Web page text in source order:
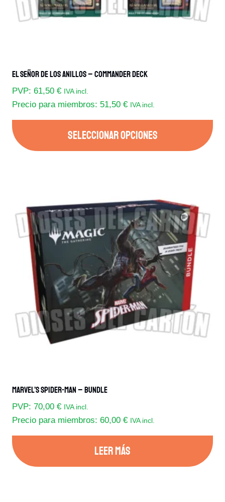
página
de
El Señor De Los Anillos – Commander Deck
PVP: 61,50 € IVA incl.
Precio para miembros: 51,50 € IVA incl.
SELECCIONAR OPCIONES
variantes.
Las
opciones
pueden
página
de
Marvel’s Spider-Man – Bundle
PVP: 70,00 € IVA incl.
Precio para miembros: 60,00 € IVA incl.
LEER MÁS